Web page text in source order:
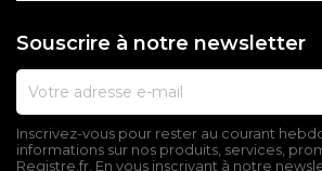
Souscrire à notre newsletter
Inscrivez-vous pour rester au courant
informations sur nos produits, services,
Registre.fr. En vous inscrivant à notre